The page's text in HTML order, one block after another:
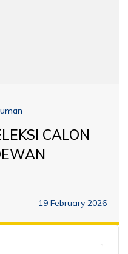
CALON
19 February 2026